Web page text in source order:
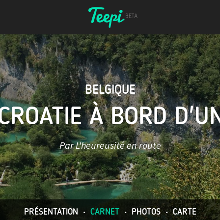
BELGIQUE
À BORD
Par L'heureusité en route
PRÉSENTATION • CARNET • PHOTOS • CARTE